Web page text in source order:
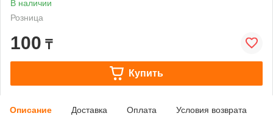
В наличии
Розница
100 ₸
Купить
Описание Доставка Оплата Условия возврата